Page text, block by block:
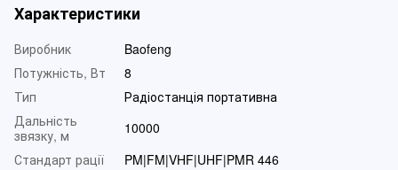
Характеристики
Виробник
Baofeng
Потужність, Вт
8
Тип
Радіостанція портативна
Дальність
звязку, м
10000
Стандарт рації
PM|FM|VHF|UHF|PMR 446